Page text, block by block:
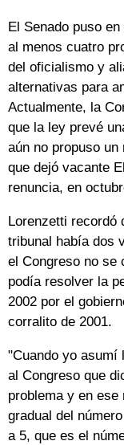
El Senado puso
al menos cuatro
del oficialismo y
alternativas para
Actualmente, la
que la ley prevé
aún no propuso
que dejó vacante
renuncia, en
Lorenzetti recordó
tribunal había dos
el Congreso no se
podía resolver la
2002 por el
corralito de 2001.
"Cuando yo asumí
al Congreso que
problema y en
gradual del
a 5, que es el